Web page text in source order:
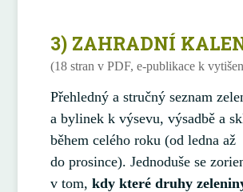
3) ZAHRADNÍ
(18 stran v PDF, e-publikace k
Přehledný a stručný seznam
a bylinek k výsevu, výsadbě a
během celého roku (od ledna až
do prosince). Jednoduše se
v tom, kdy které druhy